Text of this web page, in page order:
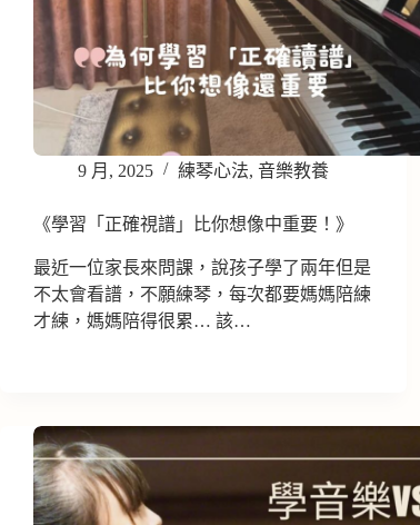
9 月, 2025 練琴心法, 音樂教養
《學習「正確視譜」比你想像中重要！》
最近一位家長來問課，說孩子學了兩年但是
不太會看譜，不願練琴，每次都要媽媽陪練
才練，媽媽陪得很累… 該…